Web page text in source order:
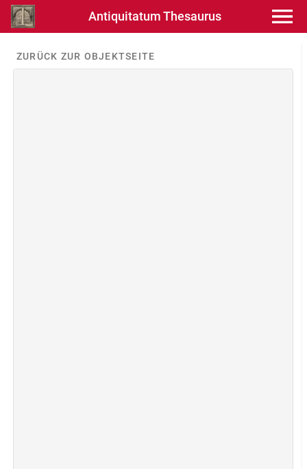
Antiquitatum Thesaurus
ZURÜCK ZUR OBJEKTSEITE